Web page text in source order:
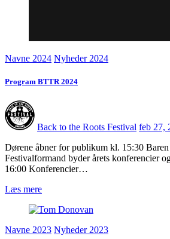
Navne 2024 Nyheder 2024
Program BTTR 2024
Back to the Roots Festival feb 27,
Dørene åbner for publikum kl. 15:30
Festivalformand byder årets konferencier
16:00 Konferencier…
Læs mere
Navne 2023 Nyheder 2023